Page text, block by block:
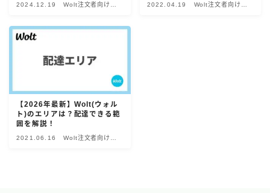
Uber Eats加盟店ガイド
Uber Eats出店方法
出店店舗の取材記事
サービスから探す
Uber Eats
2024.12.19
Wolt注文者向け情
2022.04.19
Wolt注文者向け情
【2026年最新】Wolt(ウォル
ト)のエリアは？配達できる範
囲を解説！
2021.06.16
Wolt注文者向け情